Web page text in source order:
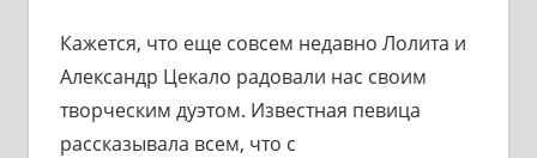
Кажется, что еще совсем недавно Лолита и
Александр Цекало радовали нас своим
творческим дуэтом. Известная певица
рассказывала всем, что с